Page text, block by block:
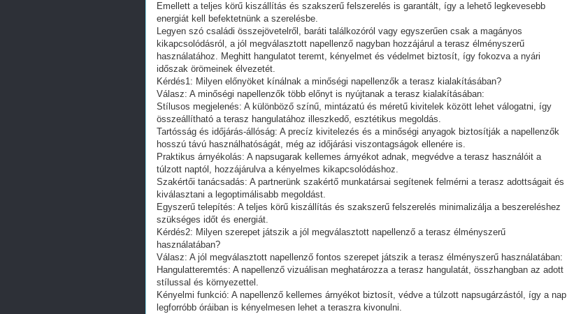
Emellett a teljes körű kiszállítás és szakszerű felszerelés is garantált, így a lehető legkevesebb
energiát kell befektetnünk a szerelésbe.
Legyen szó családi összejövetelről, baráti találkozóról vagy egyszerűen csak a magányos
kikapcsolódásról, a jól megválasztott napellenző nagyban hozzájárul a terasz élményszerű
használatához. Meghitt hangulatot teremt, kényelmet és védelmet biztosít, így fokozva a nyári
időszak örömeinek élvezetét.
Kérdés1: Milyen előnyöket kínálnak a minőségi napellenzők a terasz kialakításában?
Válasz: A minőségi napellenzők több előnyt is nyújtanak a terasz kialakításában:
Stílusos megjelenés: A különböző színű, mintázatú és méretű kivitelek között lehet válogatni, így
összeállítható a terasz hangulatához illeszkedő, esztétikus megoldás.
Tartósság és időjárás-állóság: A precíz kivitelezés és a minőségi anyagok biztosítják a napellenzők
hosszú távú használhatóságát, még az időjárási viszontagságok ellenére is.
Praktikus árnyékolás: A napsugarak kellemes árnyékot adnak, megvédve a terasz használóit a
túlzott naptól, hozzájárulva a kényelmes kikapcsolódáshoz.
Szakértői tanácsadás: A partnerünk szakértő munkatársai segítenek felmérni a terasz adottságait és
kiválasztani a legoptimálisabb megoldást.
Egyszerű telepítés: A teljes körű kiszállítás és szakszerű felszerelés minimalizálja a beszereléshez
szükséges időt és energiát.
Kérdés2: Milyen szerepet játszik a jól megválasztott napellenző a terasz élményszerű
használatában?
Válasz: A jól megválasztott napellenző fontos szerepet játszik a terasz élményszerű használatában:
Hangulatteremtés: A napellenző vizuálisan meghatározza a terasz hangulatát, összhangban az adott
stílussal és környezettel.
Kényelmi funkció: A napellenző kellemes árnyékot biztosít, védve a túlzott napsugárzástól, így a nap
legforróbb óráiban is kényelmesen lehet a teraszra kivonulni.